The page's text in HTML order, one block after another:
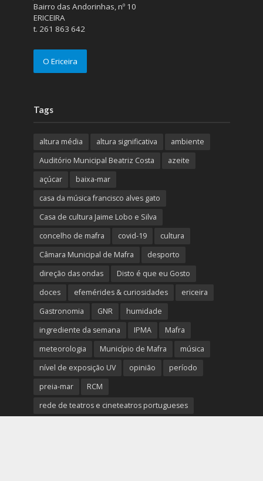
Bairro das Andorinhas, nº 10
ERICEIRA
t. 261 863 642
O Ericeira
Tags
altura média altura significativa
ambiente
Auditório Municipal Beatriz Costa
azeite
açúcar
baixa-mar
casa da música francisco alves gato
Casa de cultura Jaime Lobo e Silva
concelho de mafra
covid-19
cultura
Câmara Municipal de Mafra
desporto
direção das ondas
Disto é que eu Gosto
doces
efemérides & curiosidades
ericeira
Gastronomia
GNR
humidade
ingrediente da semana
IPMA
Mafra
meteorologia
Município de Mafra
música
nível de exposição UV
opinião
período
preia-mar
RCM
rede de teatros e cineteatros portugueses